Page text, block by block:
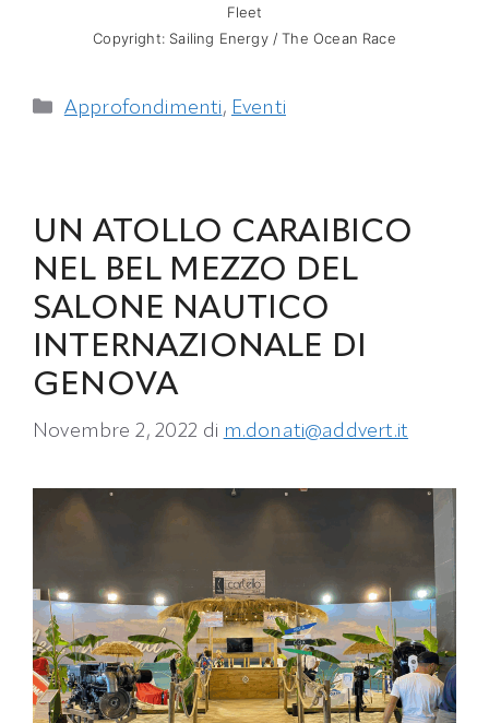
Fleet
Copyright: Sailing Energy / The Ocean Race
Categorie
Approfondimenti, Eventi
UN ATOLLO CARAIBICO
NEL BEL MEZZO DEL
SALONE NAUTICO
INTERNAZIONALE DI
GENOVA
Novembre 2, 2022 di m.donati@addvert.it